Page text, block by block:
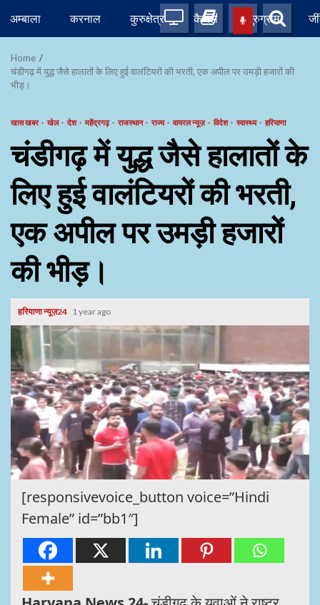
content
अम्बाला करनाल कुरुक्षेत्र कैथल गुरुग्राम
Home
चंडीगढ़ में युद्ध जैसे हालातों के लिए हुई वालंटियरों की भरती, एक अपील पर उमड़ी हजारों की
भीड़।
खास खबर खेल देश महेंद्रगढ़ राजस्थान राज्य वायरल न्यूज़ विदेश स्वास्थ्य हरियाणा
चंडीगढ़ में युद्ध जैसे हालातों के
लिए हुई वालंटियरों की भरती,
एक अपील पर उमड़ी हजारों
की भीड़।
हरियाणा न्यूज़24 1 year ago
[responsivevoice_button voice=”Hindi
Female” id=”bb1″]